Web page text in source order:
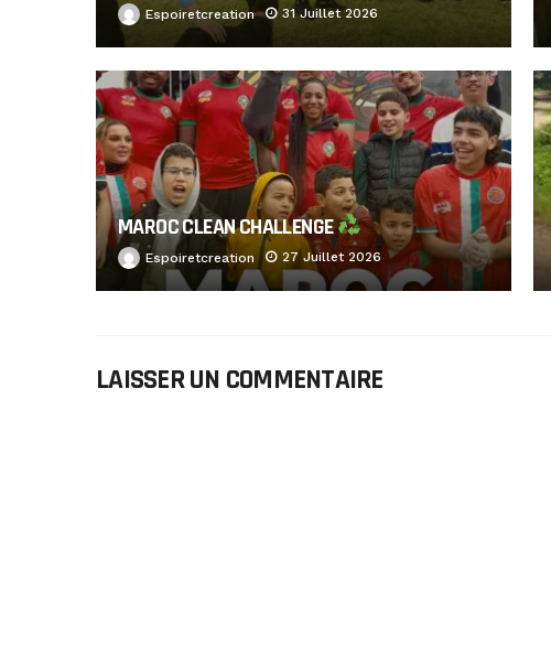
Espoiretcreation 31 Juillet 2026
MAROC CLEAN CHALLENGE
Espoiretcreation 27 Juillet 2026
LAISSER UN COMMENTAIRE